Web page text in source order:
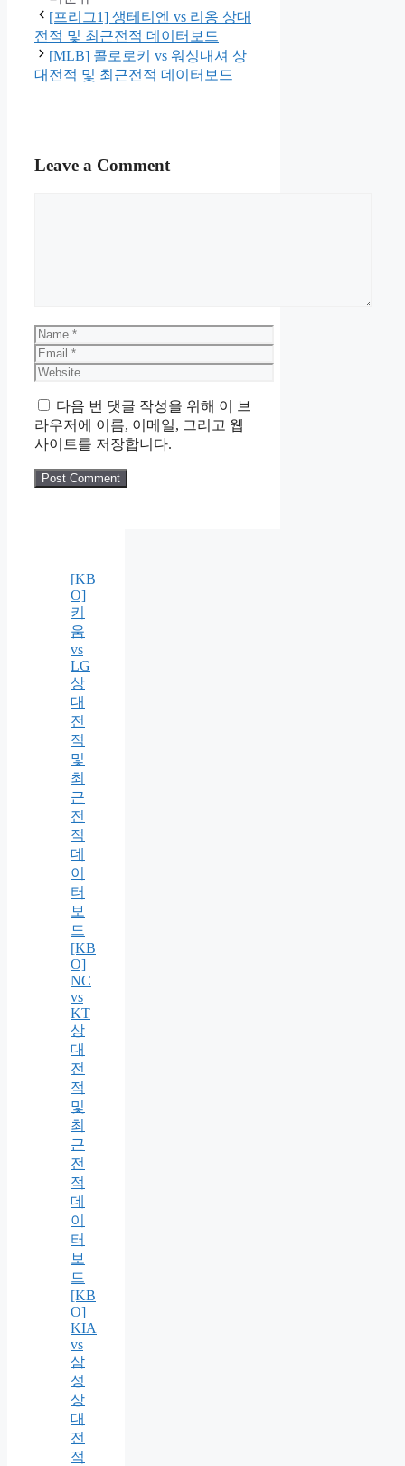
[프리그1] 생테티엔 vs 리옹 상대
전적 및 최근전적 데이터보드
[MLB] 콜로로키 vs 워싱내셔 상
대전적 및 최근전적 데이터보드
Leave a Comment
Name
Email
Website
다음 번 댓글 작성을 위해 이 브
라우저에 이름, 이메일, 그리고 웹
사이트를 저장합니다.
[KB
O]
키
움
vs
LG
상
대
전
적
및
최
근
전
적
데
이
터
보
드
[KB
O]
NC
vs
KT
상
대
전
적
및
최
근
전
적
데
이
터
보
드
[KB
O]
KIA
vs
삼
성
상
대
전
적